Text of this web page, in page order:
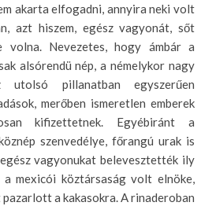
akarta elfogadni, annyira neki volt
azt hiszem, egész vagyonát, sőt
Nevezetes, hogy ámbár a
alsórendü nép, a némelykor nagy
pillanatban egyszerűen
merőben isme­retlen emberek
kifizettetnek. Egyébiránt a
szenvedélye, főrangú urak is
vagyonukat belevesztették ily
a mexicói köztársaság volt elnöke,
a kakasokra. A rinaderoban